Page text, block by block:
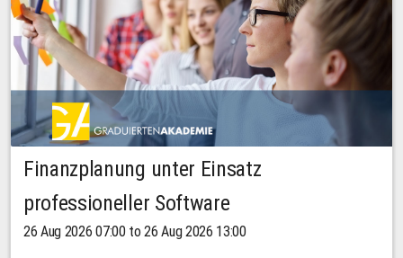
Finanzplanung unter Einsatz
professioneller Software
26 Aug 2026 07:00 to 26 Aug 2026 13:00